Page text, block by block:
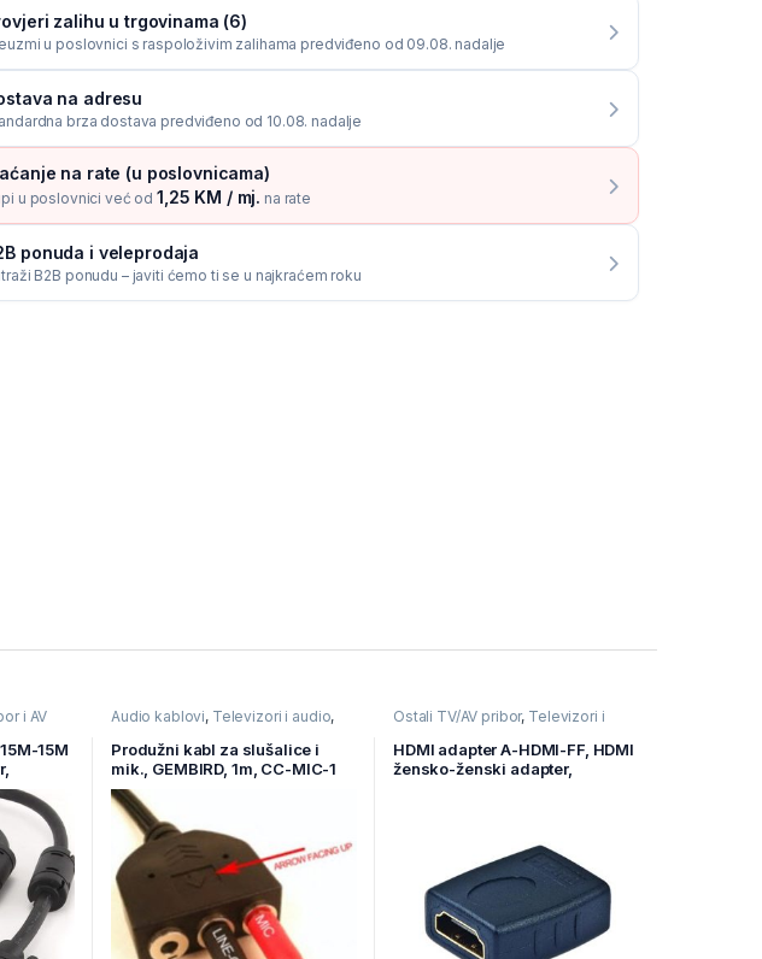
zalihu u trgovinama (6)
u poslovnici s raspoloživim zalihama predviđeno od 09.08. nadalje
na adresu
brza dostava predviđeno od 10.08. nadalje
na rate (u poslovnicama)
u poslovnici već od 1,25 KM / mj. na rate
ponuda i veleprodaja
B2B ponudu – javiti ćemo ti se u najkraćem roku
i AV
15M
Audio kablovi, Televizori i audio,
Produžni kabl za slušalice i
mik., GEMBIRD, 1m, CC-MIC-1
Ostali TV/AV pribor, Televizori i
TV pribor i AV kablovi
HDMI adapter A-HDMI-FF, HDMI
žensko-ženski adapter,